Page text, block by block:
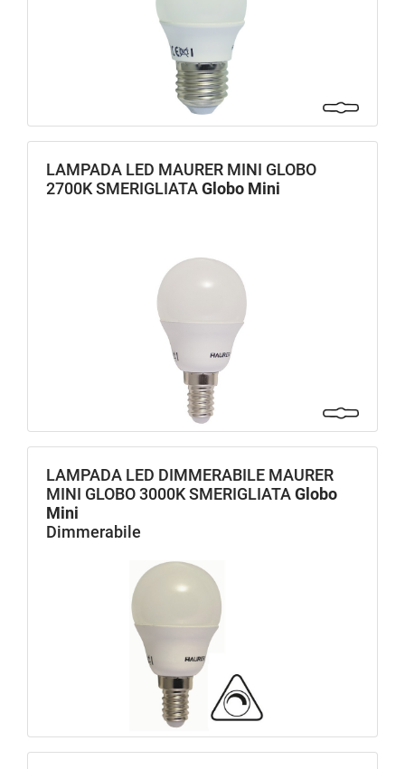
LAMPADA LED MAURER MINI GLOBO
2700K SMERIGLIATAGlobo Mini
LAMPADA LED DIMMERABILE MAURER
MINI GLOBO 3000K SMERIGLIATAGlobo
Mini
Dimmerabile